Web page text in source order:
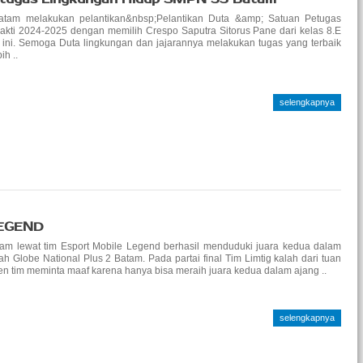
melakukan pelantikan&nbsp;Pelantikan Duta &amp; Satuan Petugas
2024-2025 dengan memilih Crespo Saputra Sitorus Pane dari kelas 8.E
Semoga Duta lingkungan dan jajarannya melakukan tugas yang terbaik
..
selengkapnya
lewat tim Esport Mobile Legend berhasil menduduki juara kedua dalam
Globe National Plus 2 Batam. Pada partai final Tim Limtig kalah dari tuan
tim meminta maaf karena hanya bisa meraih juara kedua dalam ajang ..
selengkapnya